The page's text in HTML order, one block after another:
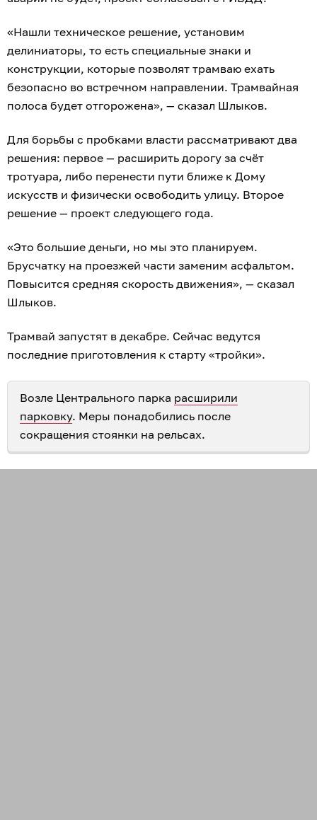
«Нашли техническое решение, установим
делиниаторы, то есть специальные знаки и
конструкции, которые позволят трамваю ехать
безопасно во встречном направлении. Трамвайная
полоса будет отгорожена», — сказал Шлыков.
Для борьбы с пробками власти рассматривают два
решения: первое — расширить дорогу за счёт
тротуара, либо перенести пути ближе к Дому
искусств и физически освободить улицу. Второе
решение — проект следующего года.
«Это большие деньги, но мы это планируем.
Брусчатку на проезжей части заменим асфальтом.
Повысится средняя скорость движения», — сказал
Шлыков.
Трамвай запустят в декабре. Сейчас ведутся
последние приготовления к старту «тройки».
Возле Центрального парка расширили
парковку. Меры понадобились после
сокращения стоянки на рельсах.